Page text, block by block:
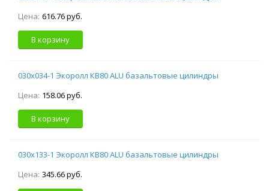
Цена: 616.76 руб.
В корзину
030х034-1 Экоролл КВ80 ALU базальтовые цилиндры
Цена: 158.06 руб.
В корзину
030х133-1 Экоролл КВ80 ALU базальтовые цилиндры
Цена: 345.66 руб.